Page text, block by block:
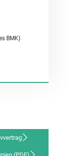
BMK)